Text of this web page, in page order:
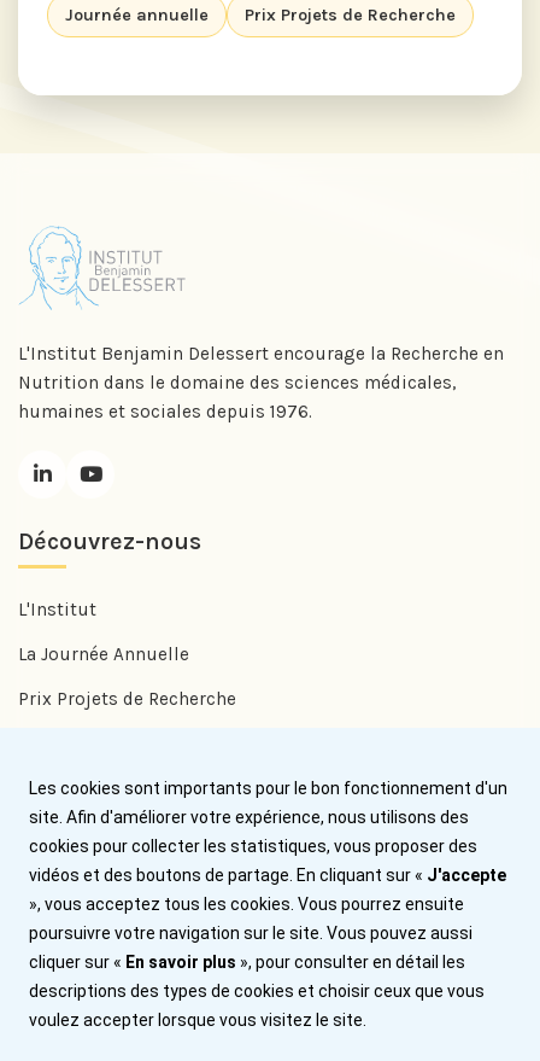
Journée annuelle Prix Projets de Recherche
L'Institut Benjamin Delessert encourage la Recherche en
Nutrition dans le domaine des sciences médicales,
humaines et sociales depuis 1976.
Découvrez-nous
L'Institut
La Journée Annuelle
Prix Projets de Recherche
Prix Jean Trémolières
Aide
Nous contacter
Plan du site
Mentions légales
Les cookies sont importants pour le bon fonctionnement d'un
site. Afin d'améliorer votre expérience, nous utilisons des
cookies pour collecter les statistiques, vous proposer des
vidéos et des boutons de partage. En cliquant sur « J'accepte
», vous acceptez tous les cookies. Vous pourrez ensuite
poursuivre votre navigation sur le site. Vous pouvez aussi
cliquer sur « En savoir plus », pour consulter en détail les
descriptions des types de cookies et choisir ceux que vous
voulez accepter lorsque vous visitez le site.